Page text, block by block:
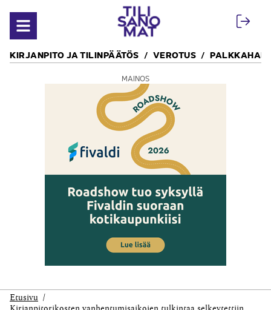
Avaa valikko
KIRJANPITO JA TILINPÄÄTÖS VEROTUS
MAINOS
Etusivu